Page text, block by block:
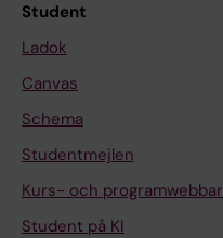
N
E
C
O
L
O
G
I
Student
Ladok
Canvas
Schema
Studentmejlen
Kurs- och programwebbar
Student på KI